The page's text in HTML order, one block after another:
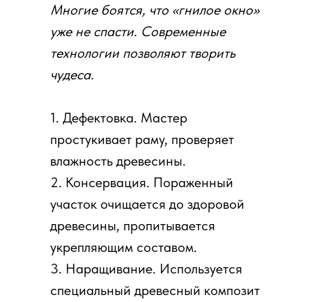
Многие боятся, что «гнилое окно»
уже не спасти. Современные
технологии позволяют творить
чудеса.
1. Дефектовка. Мастер
простукивает раму, проверяет
влажность древесины.
2. Консервация. Пораженный
участок очищается до здоровой
древесины, пропитывается
укрепляющим составом.
3. Наращивание. Используется
специальный древесный композит